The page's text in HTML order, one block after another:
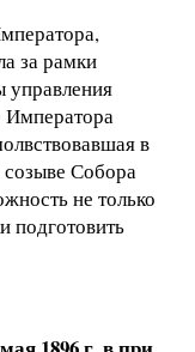
за рамки
управления
Императора
в
созыве Собора
не только
подготовить